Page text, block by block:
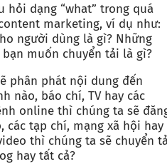
hỏi dạng “what” trong quá
marketing, ví dụ như:
người dùng là gì? Những
muốn chuyển tải là gì?
phân phát nội dung đến
nào, báo chí, TV hay các
online thì chúng ta sẽ
các tạp chí, mạng xã hội hay
thì chúng ta sẽ chuyển
hay tất cả?